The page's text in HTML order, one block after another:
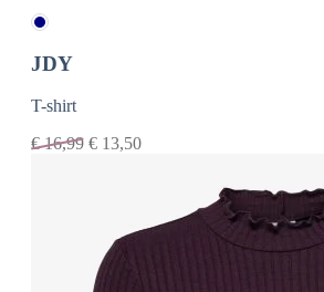
JDY
T-shirt
€16,99 € 13,50